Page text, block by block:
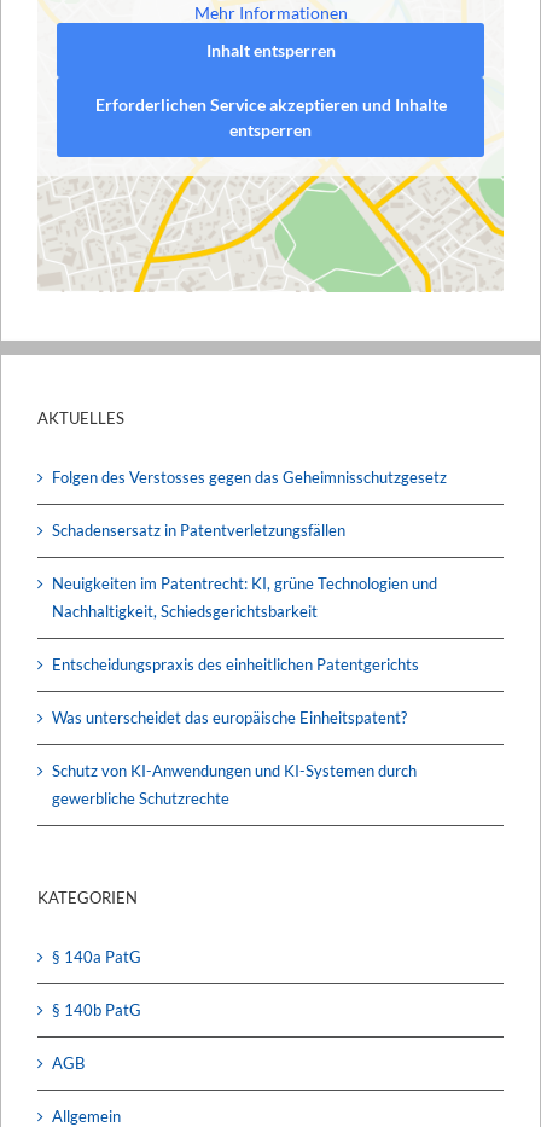
Mehr Informationen
Inhalt entsperren
Erforderlichen Service akzeptieren und Inhalte
entsperren
AKTUELLES
Folgen des Verstosses gegen das Geheimnisschutzgesetz
Schadensersatz in Patentverletzungsfällen
Neuigkeiten im Patentrecht: KI, grüne Technologien und
Nachhaltigkeit, Schiedsgerichtsbarkeit
Entscheidungspraxis des einheitlichen Patentgerichts
Was unterscheidet das europäische Einheitspatent?
Schutz von KI-Anwendungen und KI-Systemen durch
gewerbliche Schutzrechte
KATEGORIEN
§ 140a PatG
§ 140b PatG
AGB
Allgemein